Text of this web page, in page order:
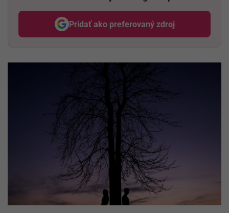
Pridať ako preferovaný zdroj
Odzadu, odkaz sa otvorí v